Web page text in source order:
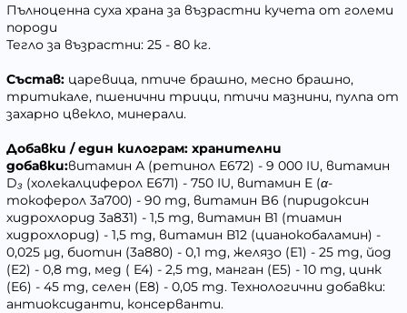
Пълноценна суха храна за възрастни кучета от големи
породи
Тегло за възрастни: 25 - 80 кг.
Състав: царевица, птиче брашно, месно брашно,
тритикале, пшенични трици, птичи мазнини, пулпа от
захарно цвекло, минерали.
Добавки / един килограм: хранителни
добавки:витамин А (ретинол Е672) - 9 000 IU, витамин
D₃ (холекалциферол E671) - 750 IU, витамин Е (α-
токоферол 3a700) - 90 mg, витамин B6 (пиридоксин
хидрохлорид 3a831) - 1,5 mg, витамин В1 (тиамин
хидрохлорид) - 1,5 mg, витамин В12 (цианокобаламин) -
0,025 µg, биотин (3a880) - 0,1 mg, желязо (E1) - 25 mg, йод
(E2) - 0,8 mg, мед ( E4) - 2,5 mg, манган (E5) - 10 mg, цинк
(E6) - 45 mg, селен (E8) - 0,05 mg. Технологични добавки:
антиоксиданти, консерванти.